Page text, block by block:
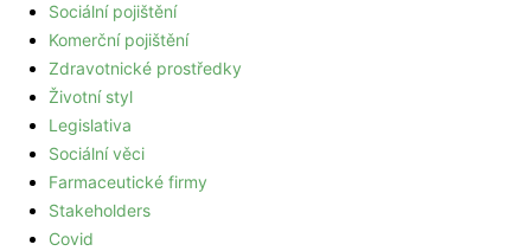
Sociální pojištění
Komerční pojištění
Zdravotnické prostředky
Životní styl
Legislativa
Sociální věci
Farmaceutické firmy
Stakeholders
Covid